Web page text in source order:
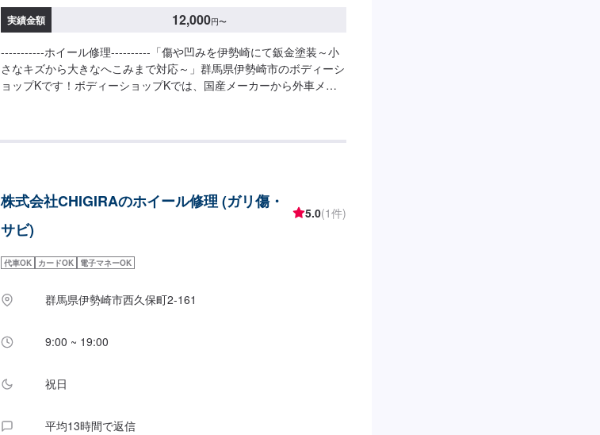
実績金額 12,000円〜
-----------ホイール修理----------「傷や凹みを伊勢崎にて鈑金塗装～小
さなキズから大きなへこみまで対応～」群馬県伊勢崎市のボディーシ
ョップKです！ボディーショップKでは、国産メーカーから外車メー
換機有！最新車種のエアコン修理も対応できます！全員業界歴20年以
上の大ベテランの作業員です。お客様の愛車をご安心してお任せくだ
さい！【作業実績】ホンダジェイド20,000円------------------------------
お見積りにご納得いただければ作業開始【4】仕上がり次第納車-------
ファーにて詳細をお願い致します。【定休日・営業時間】定休日：日
株式会社CHIGIRAのホイール修理 (ガリ傷・
サビ)
5.0(1件)
代車OK カードOK 電子マネーOK
群馬県伊勢崎市西久保町2-161
9:00 ~ 19:00
祝日
平均13時間で返信